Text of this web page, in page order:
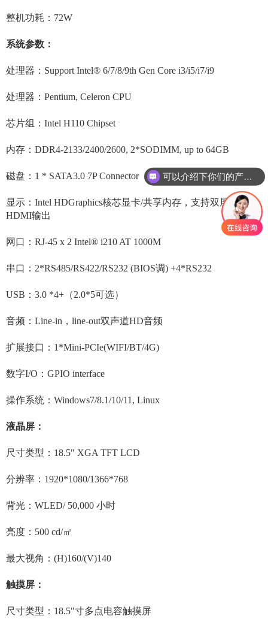
整机功耗：72W
系统参数：
处理器：Support Intel® 6/7/8/9th Gen Core i3/i5/i7/i9
处理器：Pentium, Celeron CPU
芯片组：Intel H110 Chipset
内存：DDR4-2133/2400/2600, 2*SODIMM, up to 64GB
磁盘：1 * SATA3.0 7P Connector 1 * M.2 KEY_M (SATA SSD)
显示：Intel HDGraphics核芯显卡/共享内存，支持双屏显示
HDMI输出
网口：RJ-45 x 2 Intel® i210 AT 1000M
串口：2*RS485/RS422/RS232 (BIOS调) +4*RS232
USB：3.0 *4+（2.0*5可选）
音频：Line-in，line-out双声道HD音频
扩展接口：1*Mini-PCIe(WIFI/BT/4G)
数字I/O：GPIO interface
操作系统：Windows7/8.1/10/11, Linux
液晶屏：
尺寸类型：18.5" XGA TFT LCD
分辨率：1920*1080/1366*768
背光：WLED/ 50,000 小时
亮度：500 cd/㎡
最大视角：(H)160/(V)140
触摸屏：
尺寸类型：18.5"寸多点电容触摸屏
可以介绍下你们的产品么？